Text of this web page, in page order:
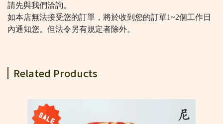
請先與我們洽詢。
如本店無法接受您的訂單，將於收到您的訂單1~2個工作日
內通知您。但法令另有規定者除外。
Related Products